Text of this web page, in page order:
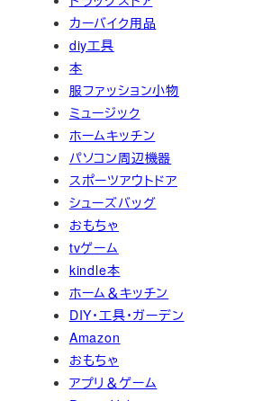
カーバイク用品
diy工具
本
服ファッション小物
ミュージック
ホームキッチン
パソコン周辺機器
スポーツアウトドア
シューズバッグ
おもちゃ
tvゲーム
kindle本
ホーム＆キッチン
DIY・工具・ガーデン
Amazon
おもちゃ
アプリ＆ゲーム